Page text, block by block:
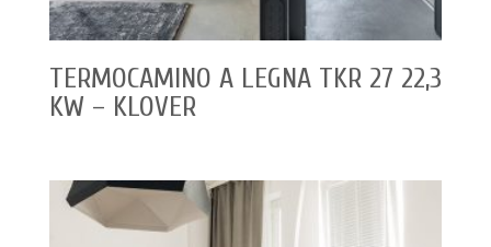
TERMOCAMINO A LEGNA TKR 27 22,3
KW – KLOVER